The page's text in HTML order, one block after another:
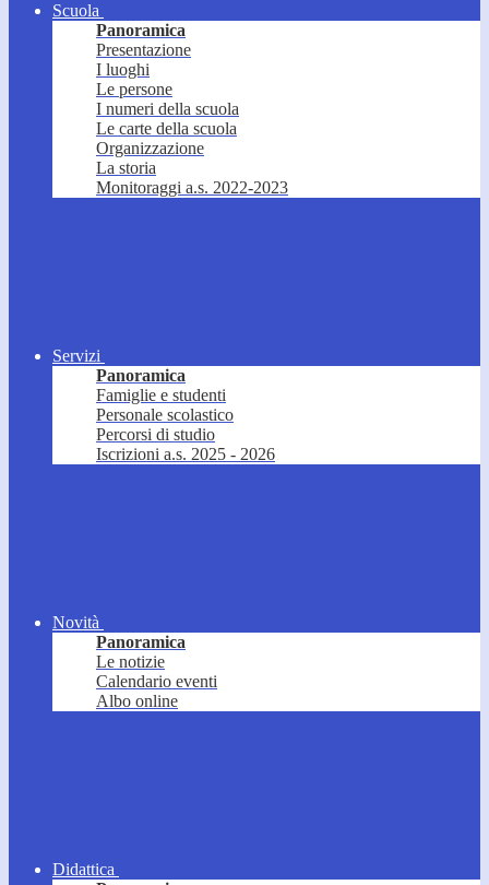
Scuola
Panoramica
Presentazione
I luoghi
Le persone
I numeri della scuola
Le carte della scuola
Organizzazione
La storia
Monitoraggi a.s. 2022-2023
Servizi
Panoramica
Famiglie e studenti
Personale scolastico
Percorsi di studio
Iscrizioni a.s. 2025 - 2026
Novità
Panoramica
Le notizie
Calendario eventi
Albo online
Didattica